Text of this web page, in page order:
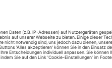
«Sturm» und Ersan
Affe Angst»
total